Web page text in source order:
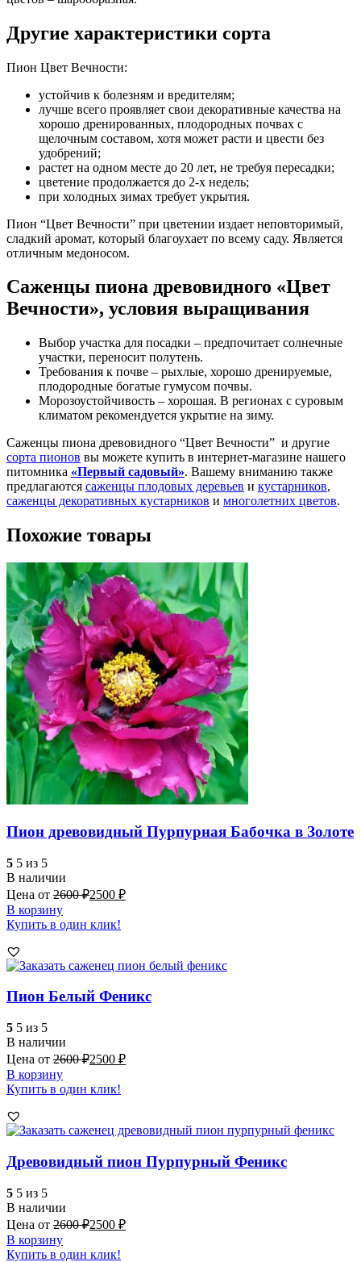
Другие характеристики сорта
Пион Цвет Вечности:
устойчив к болезням и вредителям;
лучше всего проявляет свои декоративные качества на
хорошо дренированных, плодородных почвах с
щелочным составом, хотя может расти и цвести без
удобрений;
растет на одном месте до 20 лет, не требуя пересадки;
цветение продолжается до 2-х недель;
при холодных зимах требует укрытия.
Пион “Цвет Вечности” при цветении издает неповторимый,
сладкий аромат, который благоухает по всему саду. Является
отличным медоносом.
Саженцы пиона древовидного «Цвет
Вечности», условия выращивания
Выбор участка для посадки – предпочитает солнечные
участки, переносит полутень.
Требования к почве – рыхлые, хорошо дренируемые,
плодородные богатые гумусом почвы.
Морозоустойчивость – хорошая. В регионах с суровым
климатом рекомендуется укрытие на зиму.
Саженцы пиона древовидного “Цвет Вечности” и другие
сорта пионов вы можете купить в интернет-магазине нашего
питомника «Первый садовый». Вашему вниманию также
предлагаются саженцы плодовых деревьев и кустарников,
саженцы декоративных кустарников и многолетних цветов.
Похожие товары
Пион древовидный Пурпурная Бабочка в Золоте
5 5 из 5
В наличии
Цена от 2600₽2500 ₽
В корзину
Купить в один клик!
Пион Белый Феникс
5 5 из 5
В наличии
Цена от 2600₽2500 ₽
В корзину
Купить в один клик!
Древовидный пион Пурпурный Феникс
5 5 из 5
В наличии
Цена от 2600₽2500 ₽
В корзину
Купить в один клик!